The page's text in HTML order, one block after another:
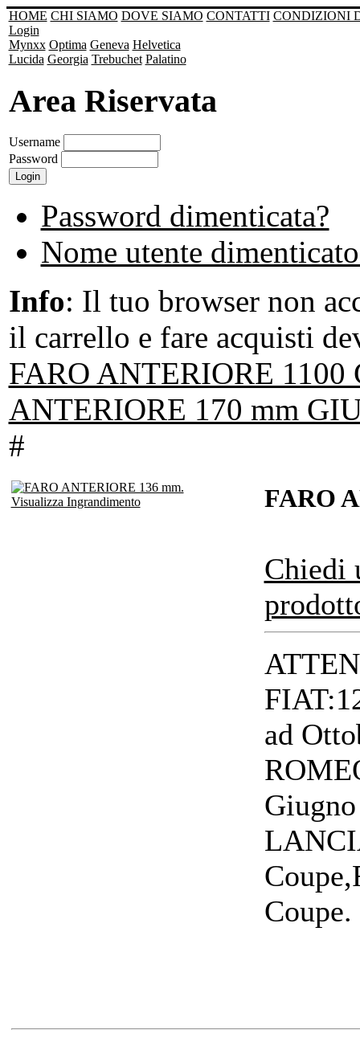
HOME CHI SIAMO DOVE SIAMO CONTATTI CONDIZIONI
Login
Mynxx Optima Geneva Helvetica
Lucida Georgia Trebuchet Palatino
Area Riservata
Username
Password
Password dimenticata?
Nome utente
Info: Il tuo browser non
il carrello e fare acquisti
FARO ANTERIORE 1100
ANTERIORE 170 mm
#
Visualizza Ingrandimento FARO
Chiedi
ad
Coupe.